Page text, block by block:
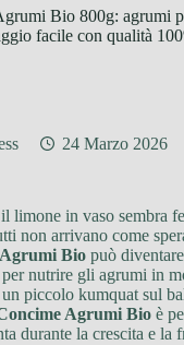
Bio 800g: agrumi
facile con qualità
24 Marzo 2026
limone in vaso sembra
non arrivano come
Bio può
nutrire gli agrumi in
piccolo kumquat sul
Agrumi Bio è
durante la crescita e la